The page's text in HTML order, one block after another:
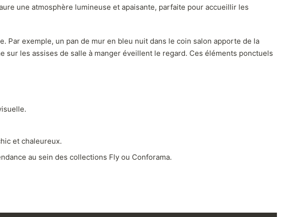
une atmosphère lumineuse et apaisante, parfaite pour accueillir les
Par exemple, un pan de mur en bleu nuit dans le coin salon apporte de la
les assises de salle à manger éveillent le regard. Ces éléments ponctuels
et chaleureux.
au sein des collections Fly ou Conforama.